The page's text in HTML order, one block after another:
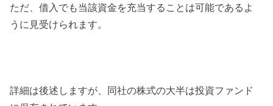
ただ、借入でも当該資金を充当することは可能であるよ
うに見受けられます。
詳細は後述しますが、同社の株式の大半は投資ファンド